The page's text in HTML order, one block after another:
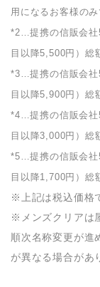
用になるお客様のみ
*2…提携の信販会社
目以降5,500円）総
*3…提携の信販会社
目以降5,900円）総
*4…提携の信販会社
目以降3,000円）総
*5…提携の信販会社
目以降1,700円）総
※上記は税込価格
※メンズクリアは
順次名称変更が進
が異なる場合があ